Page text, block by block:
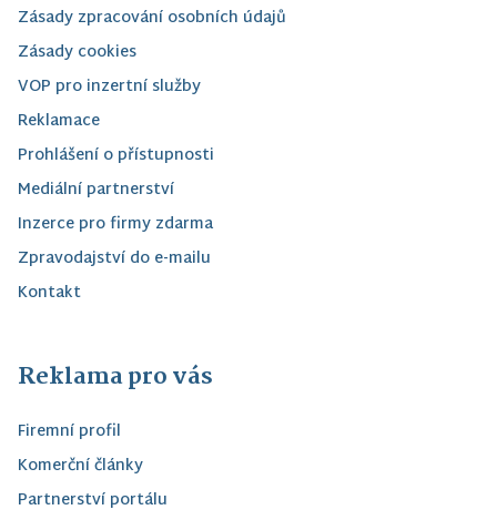
Zásady zpracování osobních údajů
Zásady cookies
VOP pro inzertní služby
Reklamace
Prohlášení o přístupnosti
Mediální partnerství
Inzerce pro firmy zdarma
Zpravodajství do e-mailu
Kontakt
Reklama pro vás
Firemní profil
Komerční články
Partnerství portálu